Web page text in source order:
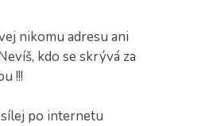
nikomu adresu ani
kdo se skrývá za
!!!
po internetu